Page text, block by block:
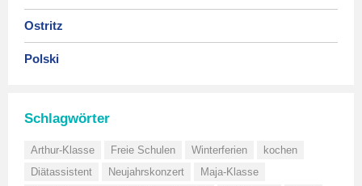
Ostritz
Polski
Schlagwörter
Arthur-Klasse Freie Schulen Winterferien
kochen
Diätassistent
Neujahrskonzert
Maja-Klasse